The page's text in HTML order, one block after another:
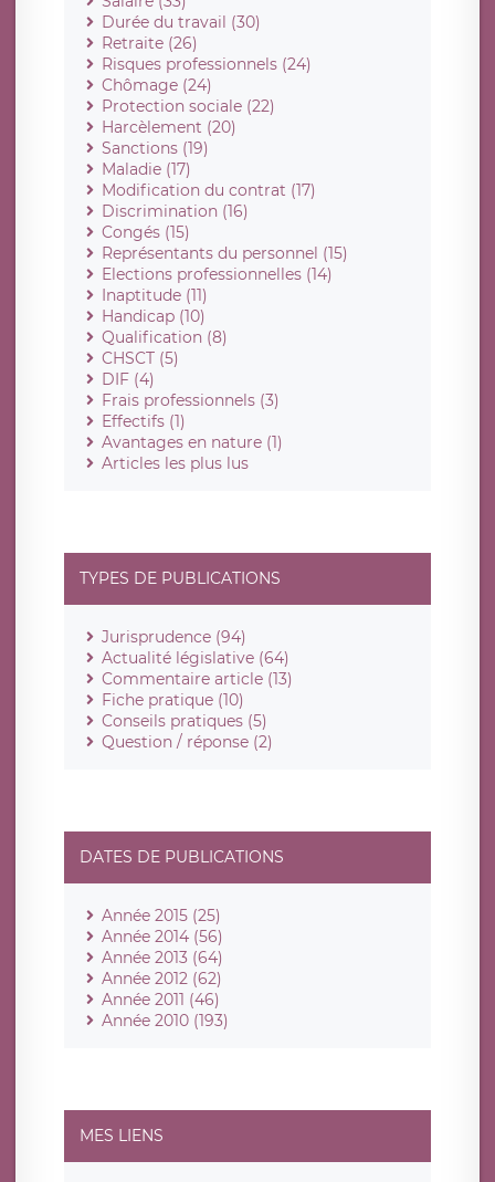
Durée du travail (30)
Retraite (26)
Risques professionnels (24)
Chômage (24)
Protection sociale (22)
Harcèlement (20)
Sanctions (19)
Maladie (17)
Modification du contrat (17)
Discrimination (16)
Congés (15)
Représentants du personnel (15)
Elections professionnelles (14)
Inaptitude (11)
Handicap (10)
Qualification (8)
CHSCT (5)
DIF (4)
Frais professionnels (3)
Effectifs (1)
Avantages en nature (1)
Articles les plus lus
TYPES DE PUBLICATIONS
Jurisprudence (94)
Actualité législative (64)
Commentaire article (13)
Fiche pratique (10)
Conseils pratiques (5)
Question / réponse (2)
DATES DE PUBLICATIONS
Année 2015 (25)
Année 2014 (56)
Année 2013 (64)
Année 2012 (62)
Année 2011 (46)
Année 2010 (193)
MES LIENS